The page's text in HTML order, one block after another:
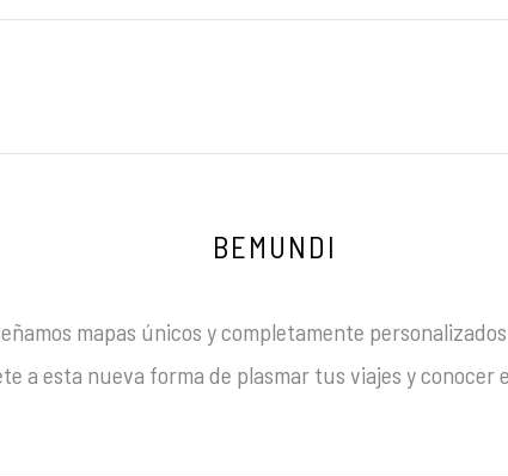
BEMUNDI
mapas únicos y completamente
a esta nueva forma de plasmar tus viajes y conocer